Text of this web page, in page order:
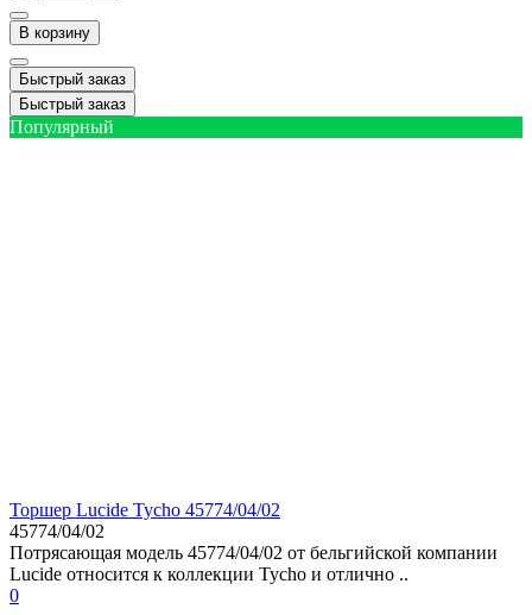
В корзину
Быстрый заказ
Быстрый заказ
Популярный
Торшер Lucide Tycho 45774/04/02
45774/04/02
Потрясающая модель 45774/04/02 от бельгийской компании
Lucide относится к коллекции Tycho и отлично ..
0